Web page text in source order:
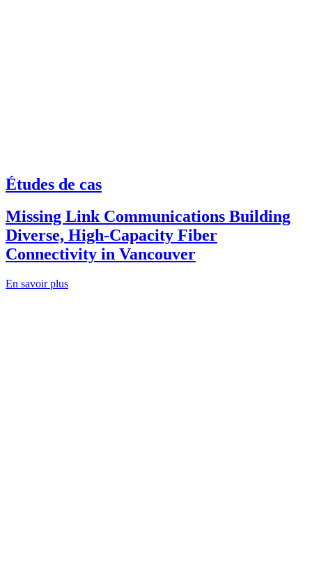
Études de cas
Missing Link Communications Building
Diverse, High-Capacity Fiber
Connectivity in Vancouver
En savoir plus